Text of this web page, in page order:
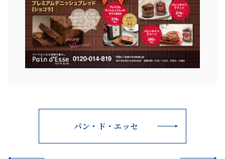
パン・ド・エッセ